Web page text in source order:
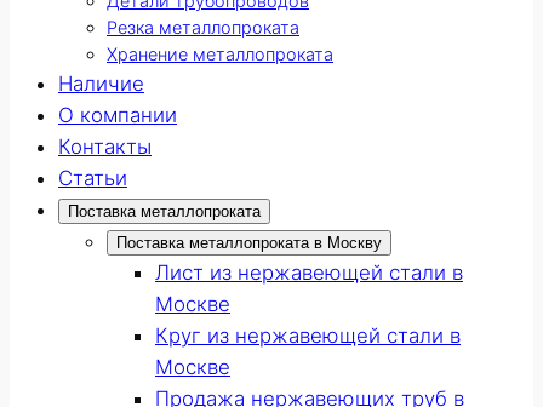
Резка металлопроката
Хранение металлопроката
Наличие
О компании
Контакты
Статьи
Поставка металлопроката
Поставка металлопроката в Москву
Лист из нержавеющей стали в
Москве
Круг из нержавеющей стали в
Москве
Продажа нержавеющих труб в